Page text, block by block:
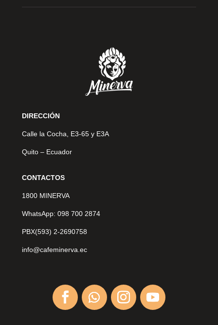
DIRECCIÓN
Calle la Cocha, E3-65 y E3A
Quito – Ecuador
CONTACTOS
1800 MINERVA
WhatsApp: 098 700 2874
PBX(593) 2-2690758
info@cafeminerva.ec